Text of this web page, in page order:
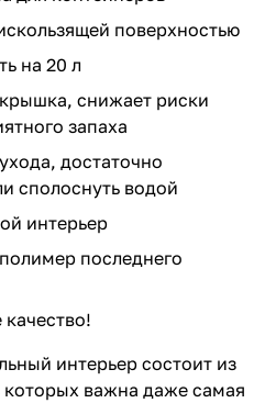
поверхностью
на 20 л
снижает риски
запаха
достаточно
сполоснуть водой
интерьер
последнего
интерьер состоит из
важна даже самая